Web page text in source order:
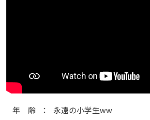
プロフィール動画
年齢
：
永遠の小学生ww